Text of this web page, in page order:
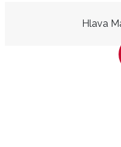
Hlava